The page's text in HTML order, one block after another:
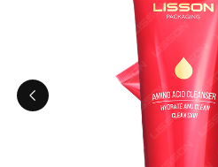
한국의
Tiếng việt